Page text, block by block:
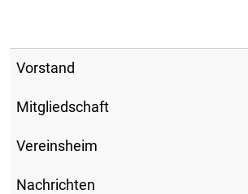
Vorstand
Mitgliedschaft
Vereinsheim
Nachrichten